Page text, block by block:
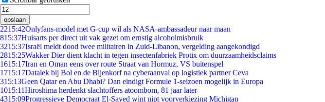
opslaan
2215:42Onlyfans-model met G-cup wil als NASA-ambassadeur naar maan
815:37Huisarts per direct uit vak gezet om ernstig alcoholmisbruik
3215:37Israël meldt dood twee militairen in Zuid-Libanon, vergelding aangekondigd
2815:25Wakker Dier dient klacht in tegen insectenfabriek Protix om duurzaamheidsclaims
1615:17Iran en Oman eens over route Straat van Hormuz, VS buitenspel
1715:17Datalek bij Bol en de Bijenkorf na cyberaanval op logistiek partner Ceva
315:13Geen Qatar en Abu Dhabi? Dan eindigt Formule 1-seizoen mogelijk in Europa
1015:11Hiroshima herdenkt slachtoffers atoombom, 81 jaar later
4315:09Progressieve Democraat El-Sayed wint nipt voorverkiezing Michigan